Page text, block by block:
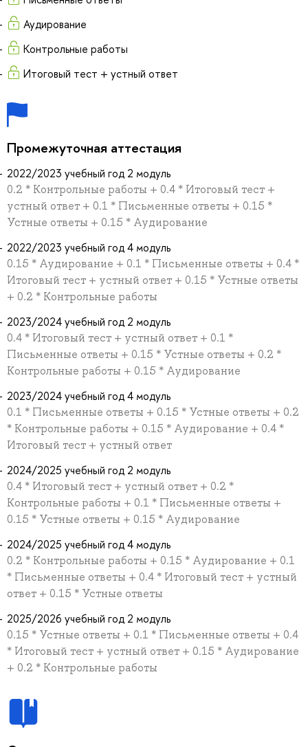
Аудирование
Контрольные работы
Итоговый тест + устный ответ
Промежуточная аттестация
2022/2023 учебный год 2 модуль
0.2 * Контрольные работы + 0.4 * Итоговый тест +
устный ответ + 0.1 * Письменные ответы + 0.15 *
Устные ответы + 0.15 * Аудирование
2022/2023 учебный год 4 модуль
0.15 * Аудирование + 0.1 * Письменные ответы + 0.4 *
Итоговый тест + устный ответ + 0.15 * Устные ответы
+ 0.2 * Контрольные работы
2023/2024 учебный год 2 модуль
0.4 * Итоговый тест + устный ответ + 0.1 *
Письменные ответы + 0.15 * Устные ответы + 0.2 *
Контрольные работы + 0.15 * Аудирование
2023/2024 учебный год 4 модуль
0.1 * Письменные ответы + 0.15 * Устные ответы + 0.2
* Контрольные работы + 0.15 * Аудирование + 0.4 *
Итоговый тест + устный ответ
2024/2025 учебный год 2 модуль
0.4 * Итоговый тест + устный ответ + 0.2 *
Контрольные работы + 0.1 * Письменные ответы +
0.15 * Устные ответы + 0.15 * Аудирование
2024/2025 учебный год 4 модуль
0.2 * Контрольные работы + 0.15 * Аудирование + 0.1
* Письменные ответы + 0.4 * Итоговый тест + устный
ответ + 0.15 * Устные ответы
2025/2026 учебный год 2 модуль
0.15 * Устные ответы + 0.1 * Письменные ответы + 0.4
* Итоговый тест + устный ответ + 0.15 * Аудирование
+ 0.2 * Контрольные работы